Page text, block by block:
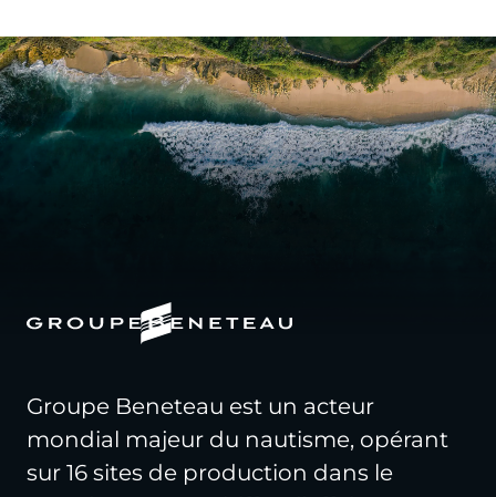
Groupe Beneteau est un acteur
mondial majeur du nautisme, opérant
sur 16 sites de production dans le